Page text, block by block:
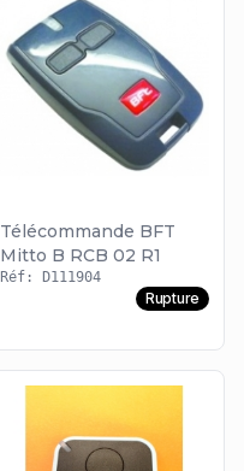
Télécommande BFT
Mitto B RCB 02 R1
Réf: D111904
Rupture